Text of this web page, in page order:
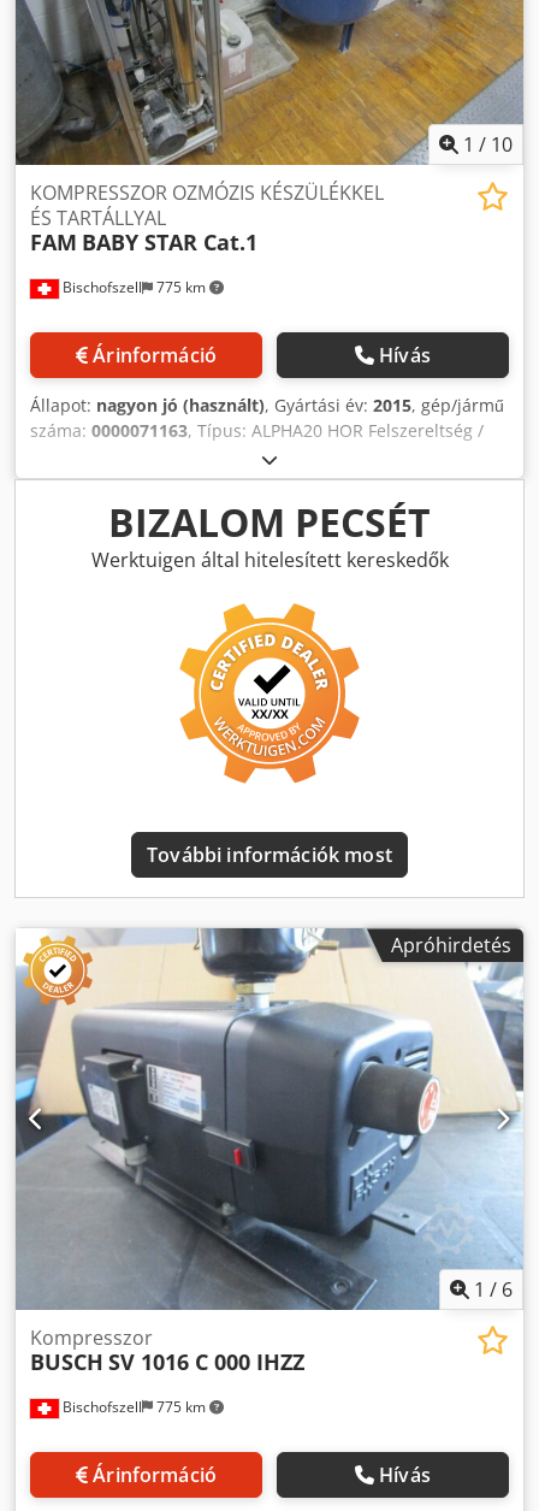
1 / 10
Bischofszell 775 km
KOMPRESSZOR OZMÓZIS KÉSZÜLÉKKEL
ÉS TARTÁLLYAL
FAM BABY STAR Cat.1
Árinformáció Hívás
Állapot: nagyon jó (használt), Gyártási év: 2015, gép/jármű
száma: 0000071163, Típus: ALPHA20 HOR Felszereltség /
további részletek: Codpfxeunv Rxj Aagjrf Refix DE tartállyal
(Ref. No.: 15 P 0316 90633)
BIZALOM PECSÉT
Werktuigen által hitelesített kereskedők
További információk most
Apróhirdetés
1 / 6
Bischofszell 775 km
Kompresszor
BUSCH SV 1016 C 000 IHZZ
Árinformáció Hívás